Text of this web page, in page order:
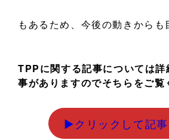
もあるため、今後の動きからも
TPPに関する記事については
事がありますのでそちらをご覧
▶︎クリックして記